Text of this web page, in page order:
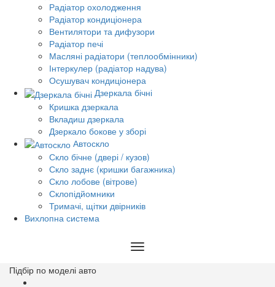
Радіатор охолодження
Радіатор кондиціонера
Вентилятори та дифузори
Радіатор печі
Масляні радіатори (теплообмінники)
Інтеркулер (радіатор надува)
Осушувач кондиціонера
Дзеркала бічні
Кришка дзеркала
Вкладиш дзеркала
Дзеркало бокове у зборі
Автоскло
Скло бічне (двері / кузов)
Скло заднє (кришки багажника)
Скло лобове (вітрове)
Склопідйомники
Тримачі, щітки двірників
Вихлопна система
Toggle
Підбір по моделі авто